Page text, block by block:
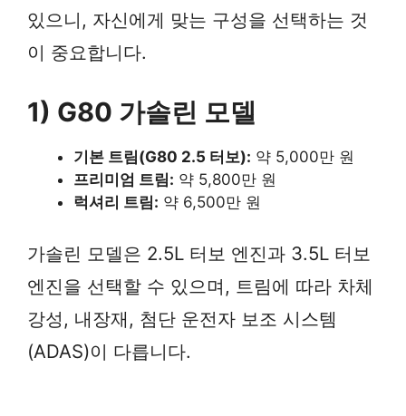
있으니, 자신에게 맞는 구성을 선택하는 것
이 중요합니다.
1) G80 가솔린 모델
기본 트림(G80 2.5 터보): 약 5,000만 원
프리미엄 트림: 약 5,800만 원
럭셔리 트림: 약 6,500만 원
가솔린 모델은 2.5L 터보 엔진과 3.5L 터보
엔진을 선택할 수 있으며, 트림에 따라 차체
강성, 내장재, 첨단 운전자 보조 시스템
(ADAS)이 다릅니다.